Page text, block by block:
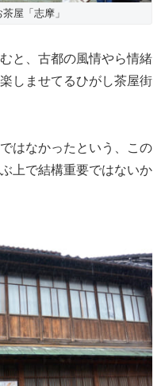
屋「志摩」
と、古都の風情やら情緒
しませてるひがし茶屋街
はなかったという、この
上で結構重要ではないか